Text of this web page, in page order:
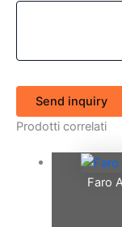
Send inquiry
Prodotti correlati
Faro